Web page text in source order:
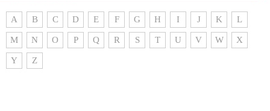
A B C D E F G H I J K L
M N O P Q R S T U V W X
Y Z